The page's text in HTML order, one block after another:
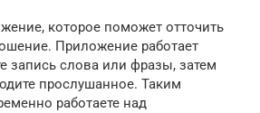
которое поможет отточить
Приложение работает
запись слова или фразы, затем
прослушанное. Таким
работаете над